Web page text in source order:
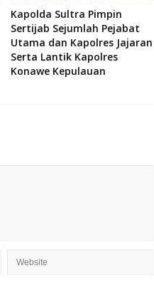
Kapolda Sultra Pimpin
Sertijab Sejumlah Pejabat
Utama dan Kapolres Jajaran
Serta Lantik Kapolres
Konawe Kepulauan